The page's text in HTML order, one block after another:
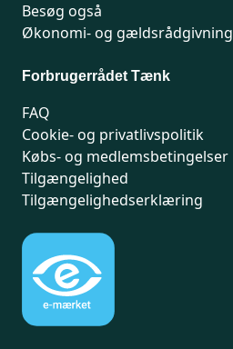
Besøg også
Økonomi- og gældsrådgivning
Forbrugerrådet Tænk
FAQ
Cookie- og privatlivspolitik
Købs- og medlemsbetingelser
Tilgængelighed
Tilgængelighedserklæring